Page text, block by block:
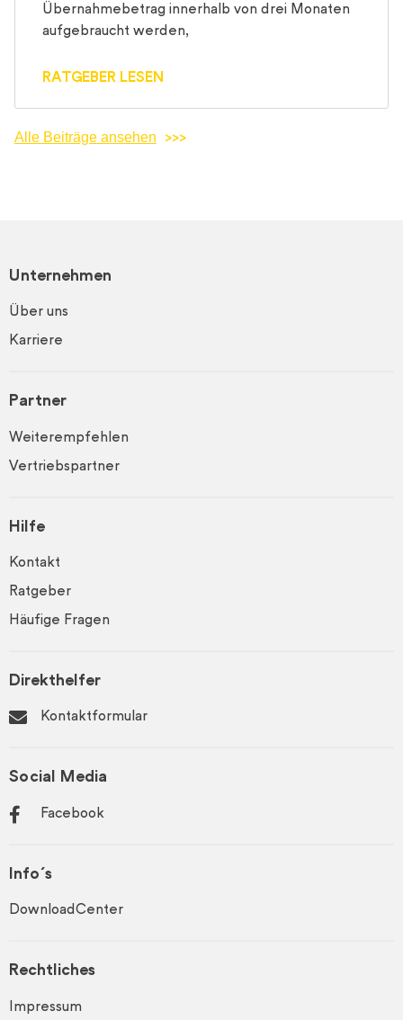
Übernahmebetrag innerhalb von drei Monaten
aufgebraucht werden,
RATGEBER LESEN
Alle Beiträge ansehen >>>
Unternehmen
Über uns
Karriere
Partner
Weiterempfehlen
Vertriebspartner
Hilfe
Kontakt
Ratgeber
Häufige Fragen
Direkthelfer
Kontaktformular
Rechtliches
Impressum
Info´s
DownloadCenter
Social Media
Facebook